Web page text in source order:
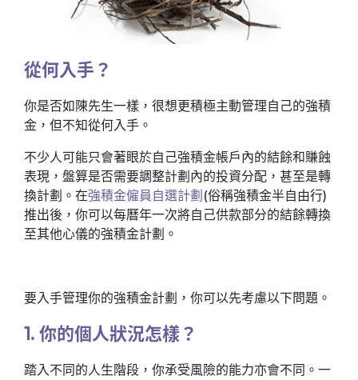
從何入手？
你是否如陳先生一樣，很想更積極主動管理自己的強積
金，但不知從何入手。
不少人可能只會著眼於自己強積金帳戶內的結餘和賺蝕
表現，盤算是否需要調整計劃內的投資分配，甚至是轉
換計劃。在強積金僱員自選計劃 (俗稱強積金半自由行)
推出後，你可以每曆年一次將自己供款部分的結餘轉換
至其他心儀的強積金計劃。
要入手管理你的強積金計劃，你可以先考慮以下問題。
1. 你的個人狀況怎樣？
踏入不同的人生階段，你承受風險的能力亦會不同。一